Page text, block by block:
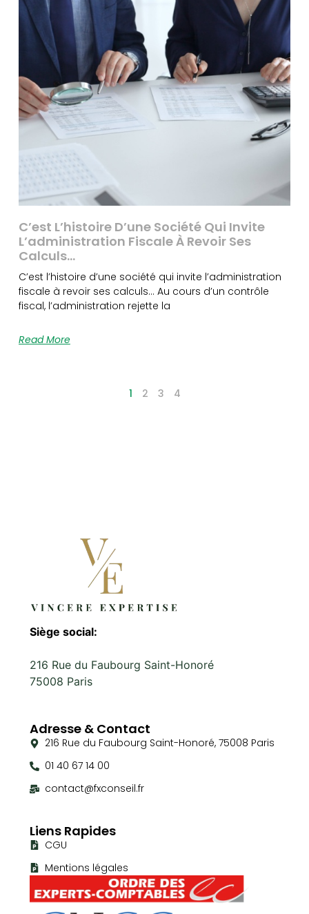
C’est L’histoire D’une Société Qui Invite
L’administration Fiscale À Revoir Ses
Calculs…
C’est l’histoire d’une société qui invite l’administration
fiscale à revoir ses calculs… Au cours d’un contrôle
fiscal, l’administration rejette la
Read More
1 2 3 4
Siège social:
216 Rue du Faubourg Saint-Honoré
75008 Paris
Adresse & Contact
216 Rue du Faubourg Saint-Honoré, 75008 Paris
01 40 67 14 00
contact@fxconseil.fr
Liens Rapides
CGU
Mentions légales